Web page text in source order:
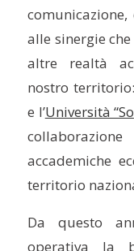
alle sinergie
altre realtà
nostro
e l’Università
accademiche
territorio
Da questo
operativa la